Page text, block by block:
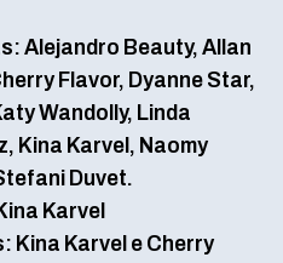
Alejandro Beauty, Allan
Flavor, Dyanne Star,
Wandolly, Linda
Kina Karvel, Naomy
Duvet.
Karvel
Karvel e Cherry